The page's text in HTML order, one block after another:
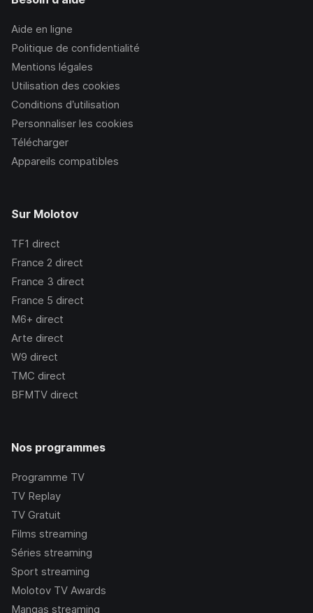
Aide en ligne
Politique de confidentialité
Mentions légales
Utilisation des cookies
Conditions d’utilisation
Personnaliser les cookies
Télécharger
Appareils compatibles
Sur Molotov
TF1 direct
France 2 direct
France 3 direct
France 5 direct
M6+ direct
Arte direct
W9 direct
TMC direct
BFMTV direct
Nos programmes
Programme TV
TV Replay
TV Gratuit
Films streaming
Séries streaming
Sport streaming
Molotov TV Awards
Mangas streaming